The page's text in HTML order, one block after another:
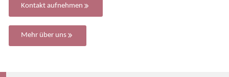
Kontakt aufnehmen
Mehr über uns